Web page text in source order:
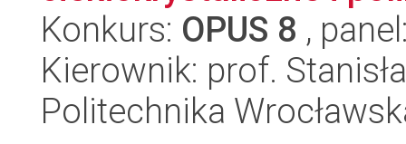
Konkurs: OPUS 8 ,
Kierownik: prof.
Politechnika